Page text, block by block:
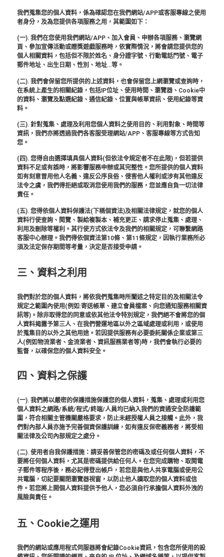
我們蒐集您的個人資料，係為確認您在我們網站/APP或客服專線之使用
者身分，及為您提供各項服務之用，其範圍如下：
(一). 我們在您使用我們網站/APP、加入會員、申辦各項服務、瀏覽網
頁、參加宣傳活動或贈獎遊戲服務時，依實際情況，將會請您提供您的
個人相關資料，包括但不限於姓名、身分證字號、行動電話門號、電子
郵件地址、出生日期、性別、地址…等。
(二). 我們會保留您所提供的上述資料，也會保留您上網瀏覽或查詢時，
在系統上產生的相關紀錄，包括IP位址、使用時間、瀏覽器、Cookie中
的資料、瀏覽及點選紀錄、通信紀錄、位置與帳單資訊、使用紀錄等資
料。
(三). 針對蒐集、處理及利用您個人資料之使用目的、利用對象、時間等
資訊，我們亦將透過我們各客服受理網站/APP、客服專線等方式告知
您。
(四). 您得自由選擇填具個人資料(但依法令規定者不在此限)，但若提供
資料不足或有誤時，將影響服務申辦或其完整性。您所提供的個人資料
如有刻意冒用他人名義、違反公序良俗、侵害他人權利或涉有其他違反
法令之虞，我們得拒絕或取消您使用我們的服務，您並應自負一切法律
責任。
(五). 您得依個人資料保護法(下稱個資法)及相關法律規定，就您的個人
資料行使查詢、閱覽、製給複製本、補充更正、請求停止蒐集、處理、
利用及刪除等權利。其行使方式依法令及我們的相關規定，可聯繫網路
客服中心辦理。我們得依個資法第10條、第11條規定，因執行業務所必
須及法定保存期間等考量，決定是否接受申請。
三、資料之利用
我們對於您的個人資料，將依我們蒐集時所闡述之特定目的及相關法令
規定之範圍內使用(例如:寄送帳單、建立會員檔案、向您通知服務相關資
訊等)。除非取得您的同意或依其他法令特別規定，我們絕不會將您的個
人資料揭露予第三人、在我們營運地區以外之區域處理或利用，或使用
於蒐集目的以外之其他用途。若因提供服務有必要委託關係企業或第三
人(例如物流業者、金流業者、資訊服務業者等)時，我們會執行必要的
監督，以確保您的個人資料安全。
四、資料之保護
(一). 我們將以嚴密的保護措施保護您的個人資料，蒐集、處理或利用您
個人資料之網路/系統/程式/終端/人員均已納入我們的資通安全防護範
圍，符合相關主管機關嚴格要求，防止未經授權人員之接觸。此外，我
們對內部人員亦施予完善個資保護訓練，如有違反保密義務者，將受相
關法律及公司內部規定之處分。
(二). 使用者自我保護措施：請妥善保管您的密碼及或任何個人資料，不
要將任何個人資料，尤其是密碼提供給任何人。在您完成購物、取閱電
子郵件等程序後，務必記得登出帳戶，若您是與他人共享電腦或使用公
共電腦，切記要關閉瀏覽器視窗，以防止他人讀取您的個人資料或信
件。若您將上開個人資料提供予他人，您必須自行承擔個人資料外洩的
風險與責任。
五、Cookie之運用
我們的網站或應用程式伺服器將會紀錄Cookie資訊，包含您所使用的設